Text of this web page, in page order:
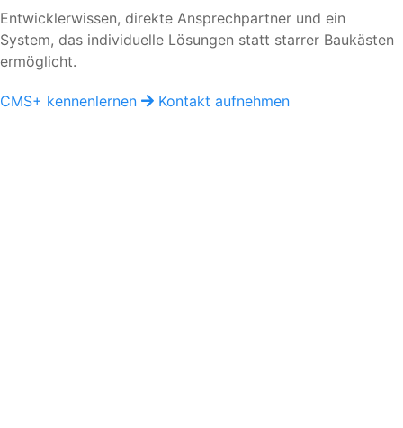
Entwicklerwissen, direkte Ansprechpartner und ein
System, das individuelle Lösungen statt starrer Baukästen
ermöglicht.
CMS+ kennenlernen Kontakt aufnehmen